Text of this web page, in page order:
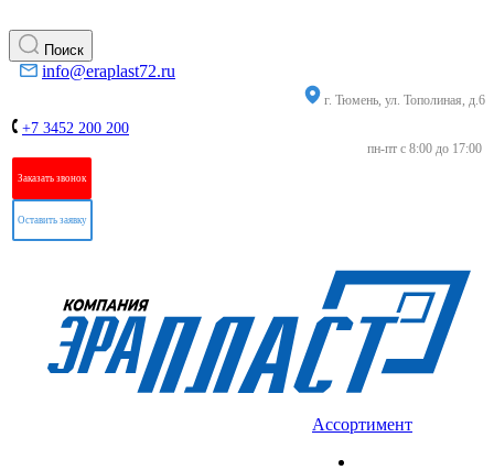
Поиск
info@eraplast72.ru
г. Тюмень, ул. Тополиная, д.6
+7 3452 200 200
пн-пт с 8:00 до 17:00
Заказать звонок
Оставить заявку
Ассортимент